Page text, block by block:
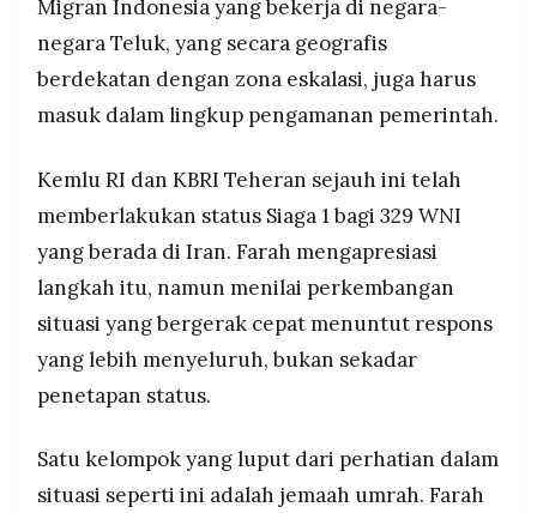
Migran Indonesia yang bekerja di negara-
negara Teluk, yang secara geografis
berdekatan dengan zona eskalasi, juga harus
masuk dalam lingkup pengamanan pemerintah.
Kemlu RI dan KBRI Teheran sejauh ini telah
memberlakukan status Siaga 1 bagi 329 WNI
yang berada di Iran. Farah mengapresiasi
langkah itu, namun menilai perkembangan
situasi yang bergerak cepat menuntut respons
yang lebih menyeluruh, bukan sekadar
penetapan status.
Satu kelompok yang luput dari perhatian dalam
situasi seperti ini adalah jemaah umrah. Farah